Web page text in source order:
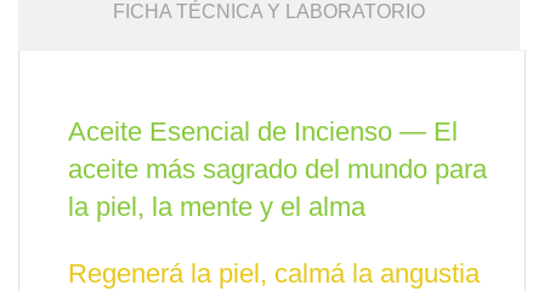
FICHA TÉCNICA Y LABORATORIO
Aceite Esencial de Incienso — El
aceite más sagrado del mundo para
la piel, la mente y el alma
Regenerá la piel, calmá la angustia